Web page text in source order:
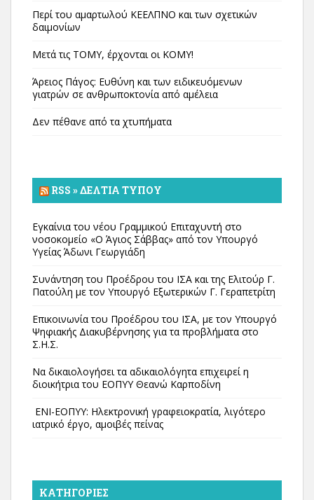
Περί του αμαρτωλού ΚΕΕΛΠΝΟ και των σχετικών
δαιμονίων
Μετά τις ΤΟΜΥ, έρχονται οι ΚΟΜΥ!
Άρειος Πάγος: Ευθύνη και των ειδικευόμενων
γιατρών σε ανθρωποκτονία από αμέλεια
Δεν πέθανε από τα χτυπήματα
RSS » ΔΕΛΤΊΑ ΤΎΠΟΥ
Εγκαίνια του νέου Γραμμικού Επιταχυντή στο
νοσοκομείο «Ο Άγιος Σάββας» από τον Υπουργό
Υγείας Άδωνι Γεωργιάδη
Συνάντηση του Προέδρου του ΙΣΑ και της Ελιτούρ Γ.
Πατούλη με τον Υπουργό Εξωτερικών Γ. Γεραπετρίτη
Επικοινωνία του Προέδρου του ΙΣΑ, με τον Υπουργό
Ψηφιακής Διακυβέρνησης για τα προβλήματα στο
Σ.Η.Σ.
Να δικαιολογήσει τα αδικαιολόγητα επιχειρεί η
διοικήτρια του ΕΟΠΥΥ Θεανώ Καρποδίνη
ΕΝΙ-ΕΟΠΥΥ: Ηλεκτρονική γραφειοκρατία, λιγότερο
ιατρικό έργο, αμοιβές πείνας
KΑΤΗΓΟΡΊΕΣ